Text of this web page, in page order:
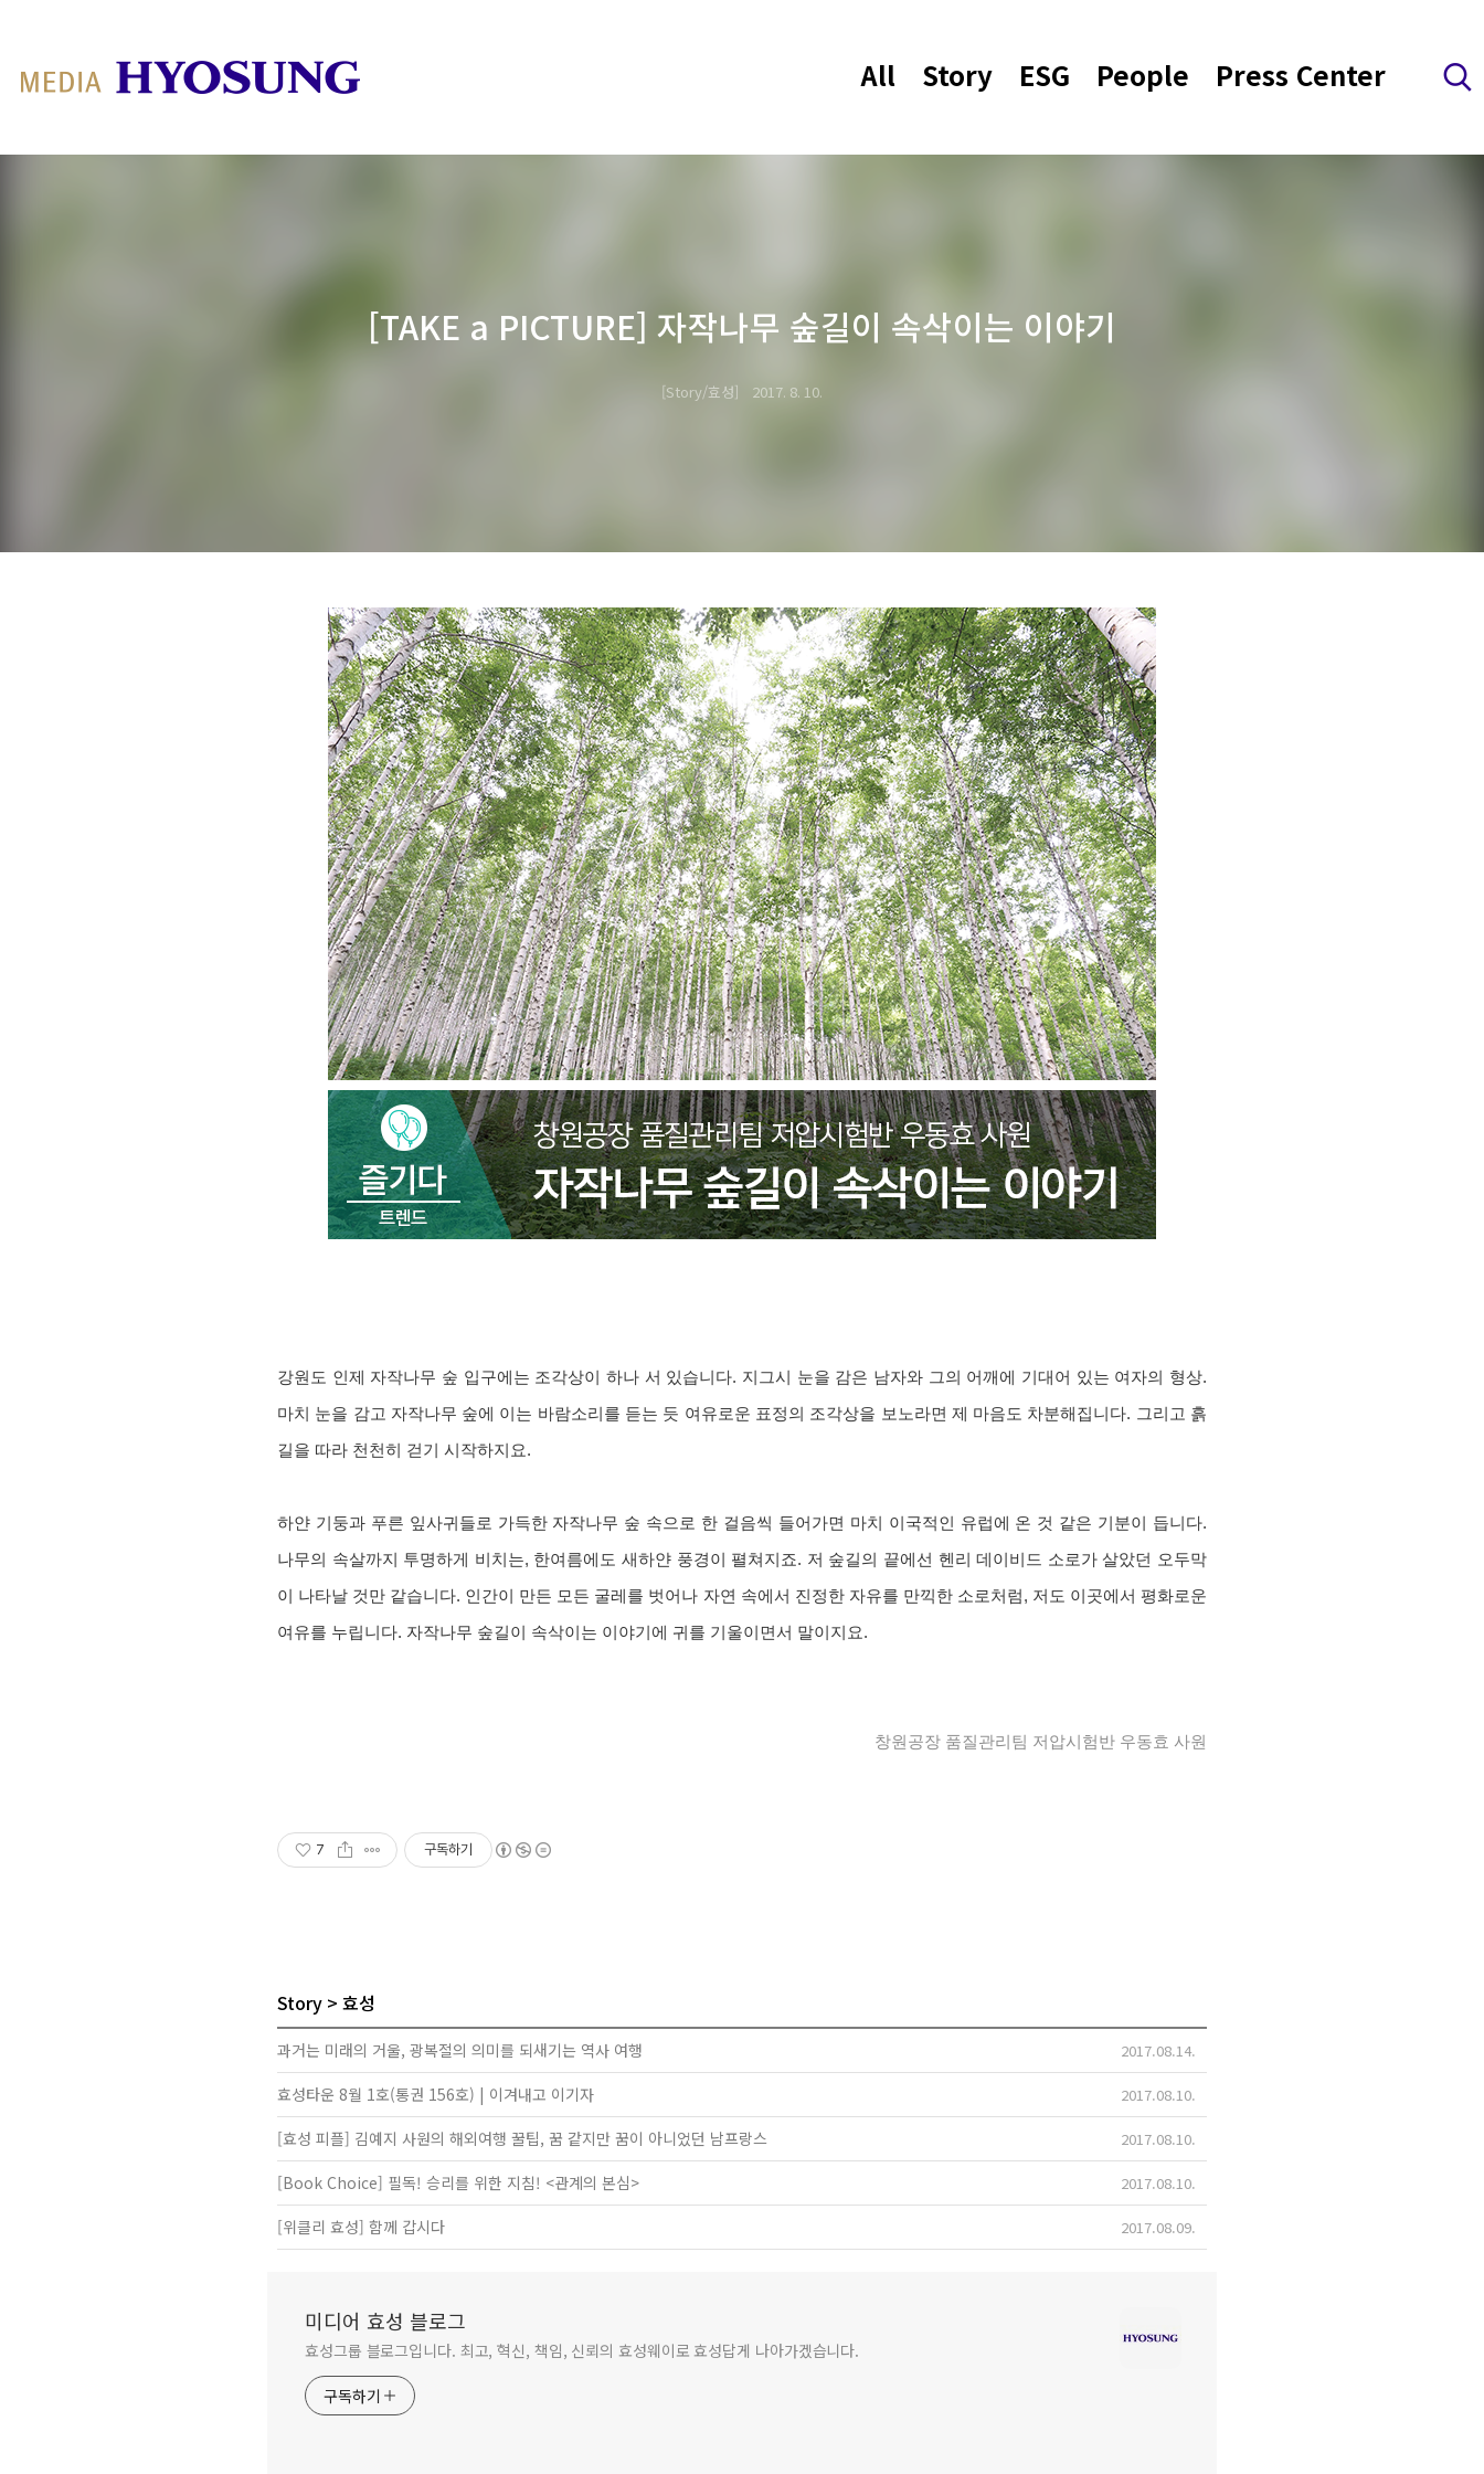
MY FRIEND HYOSUNG All Story ESG People Press Center 검색 레이어 열기
[TAKE a PICTURE] 자작나무 숲길이 속삭이는 이야기
Story/효성 2017. 8. 10.
강원도 인제 자작나무 숲 입구에는 조각상이 하나 서 있습니다. 지그시 눈을 감은 남자와 그의 어깨에 기대어 있는 여자의 형상.
마치 눈을 감고 자작나무 숲에 이는 바람소리를 듣는 듯 여유로운 표정의 조각상을 보노라면 제 마음도 차분해집니다. 그리고 흙
길을 따라 천천히 걷기 시작하지요.
하얀 기둥과 푸른 잎사귀들로 가득한 자작나무 숲 속으로 한 걸음씩 들어가면 마치 이국적인 유럽에 온 것 같은 기분이 듭니다.
나무의 속살까지 투명하게 비치는, 한여름에도 새하얀 풍경이 펼쳐지죠. 저 숲길의 끝에선 헨리 데이비드 소로가 살았던 오두막
이 나타날 것만 같습니다. 인간이 만든 모든 굴레를 벗어나 자연 속에서 진정한 자유를 만끽한 소로처럼, 저도 이곳에서 평화로운
여유를 누립니다. 자작나무 숲길이 속삭이는 이야기에 귀를 기울이면서 말이지요.
창원공장 품질관리팀 저압시험반 우동효 사원
7 구독하기
Story 효성
과거는 미래의 거울, 광복절의 의미를 되새기는 역사 여행 2017.08.14
효성타운 8월 1호(통권 156호) | 이겨내고 이기자 2017.08.10
[효성 피플] 김예지 사원의 해외여행 꿀팁, 꿈 같지만 꿈이 아니었던 남프랑스 2017.08.10
[Book Choice] 필독! 승리를 위한 지침! <관계의 본심> 2017.08.10
[위클리 효성] 함께 갑시다 2017.08.09
미디어 효성 블로그
효성그룹 블로그입니다. 최고, 혁신, 책임, 신뢰의 효성웨이로 효성답게 나아가겠습니다.
구독하기